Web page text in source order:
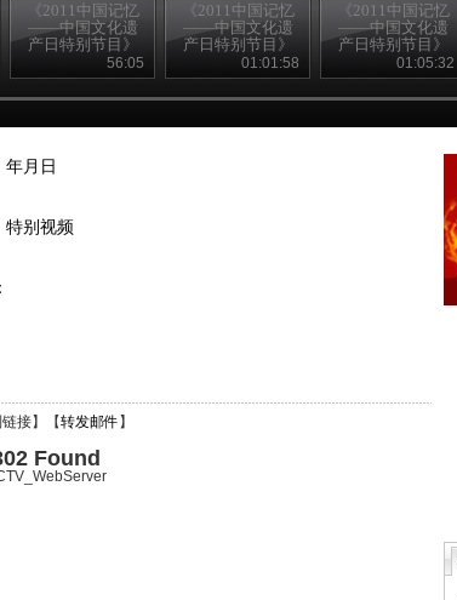
《2011中国记忆
——中国文化遗
产日特别节目》
20110611 （三）
56:05
《2011中国记忆
——中国文化遗
产日特别节目》
20110611 （五）
01:01:58
《2011中国记忆
——中国文化遗
产日特别节目》
20110611 （四）
01:05:32
年月日
特别视频
接】【转发邮件 】
Found